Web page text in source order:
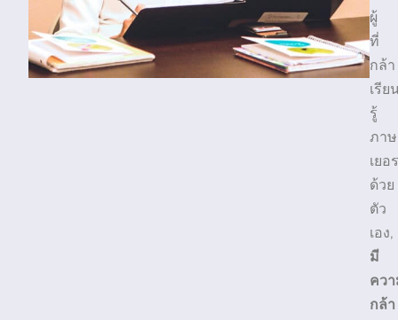
ผู้
ที่
กล้า
เรีย
รู้
ภา
เยอ
ด้วย
ตัว
เอง,
มี
คว
กล้า